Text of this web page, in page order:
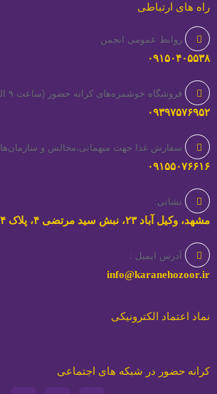
راه های ارتباطی
روابط عمومی انجمن
۰۹۱۵۰۴۰۵۵۳۸
فروشگاه خوشمزه‌های کرانه حضور (ساعت ۹ الی ۲۲)
۰۹۳۹۷۵۷۶۹۵۲
سفارش غذا جهت میهمانی،مجالس و سازمان‌ها
۰۹۱۵۵۰۷۶۶۱۶
نشانی:
مشهد، وکیل آباد ۲۳، نبش سید مرتضی ۴، پلاک ۲۴
آدرس ایمیل :
info@karanehozoor.ir
نماد اعتماد الکترونیکی
کرانه حضور در شبکه های اجتماعی